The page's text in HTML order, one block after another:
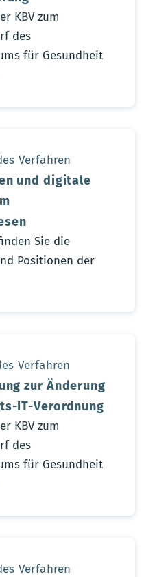
KBV zum
des
für Gesundheit
Verfahren
und digitale
Sie die
Positionen der
Verfahren
zur Änderung
IT-Verordnung
KBV zum
des
für Gesundheit
Verfahren